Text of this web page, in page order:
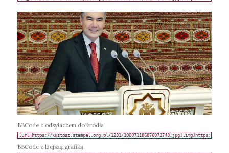
BBCode z odsyłaczem do źródła
BBCode z lżejszą grafiką